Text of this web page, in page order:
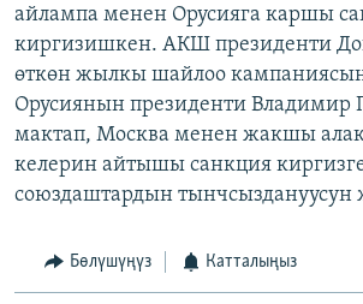
айлампа менен Орусияга каршы
киргизишкен. АКШ президенти
өткөн жылкы шайлоо
Орусиянын президенти Владимир
мактап, Москва менен жакшы
келерин айтышы санкция
союздаштардын тынчсыздануусун
Бөлүшүңүз Катталыңыз